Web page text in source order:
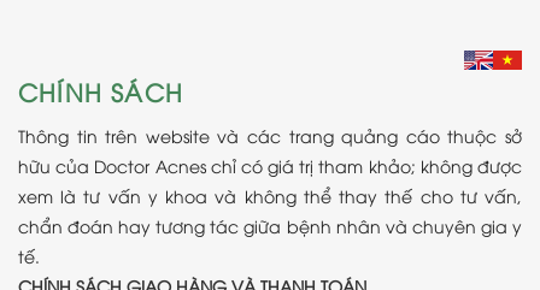
CHÍNH SÁCH
Thông tin trên website và các trang quảng cáo thuộc sở
hữu của Doctor Acnes chỉ có giá trị tham khảo; không được
xem là tư vấn y khoa và không thể thay thế cho tư vấn,
chẩn đoán hay tương tác giữa bệnh nhân và chuyên gia y
tế.